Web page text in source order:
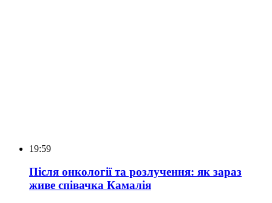
19:59
Після онкології та розлучення: як зараз
живе співачка Камалія